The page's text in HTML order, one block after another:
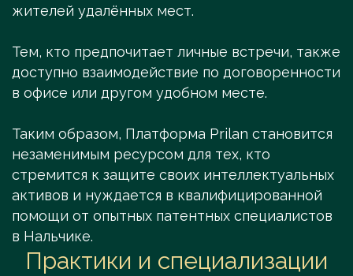
жителей удалённых мест.
Тем, кто предпочитает личные встречи, также
доступно взаимодействие по договоренности
в офисе или другом удобном месте.
Таким образом, Платформа Prilan становится
незаменимым ресурсом для тех, кто
стремится к защите своих интеллектуальных
активов и нуждается в квалифицированной
помощи от опытных патентных специалистов
в Нальчике.
Практики и специализации